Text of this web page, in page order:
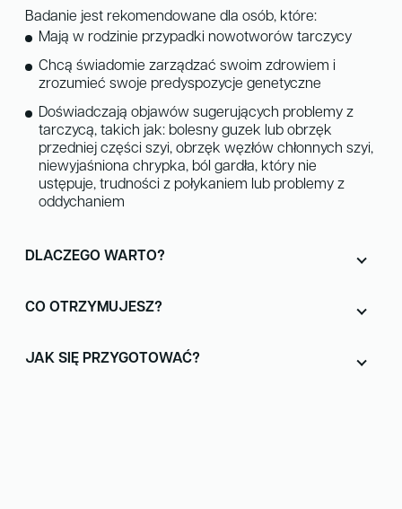
t
Badanie jest rekomendowane dla osób, które:
Mają w rodzinie przypadki nowotworów tarczycy
Chcą świadomie zarządzać swoim zdrowiem i
zrozumieć swoje predyspozycje genetyczne
Doświadczają objawów sugerujących problemy z
tarczycą, takich jak: bolesny guzek lub obrzęk
przedniej części szyi, obrzęk węzłów chłonnych szyi,
niewyjaśniona chrypka, ból gardła, który nie
ustępuje, trudności z połykaniem lub problemy z
oddychaniem
DLACZEGO WARTO?
CO OTRZYMUJESZ?
JAK SIĘ PRZYGOTOWAĆ?